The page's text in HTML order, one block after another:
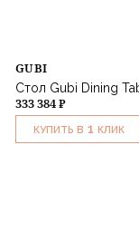
GUBI
Стол Gubi Dining
333 384 ₽
КУПИТЬ В 1 КЛИК